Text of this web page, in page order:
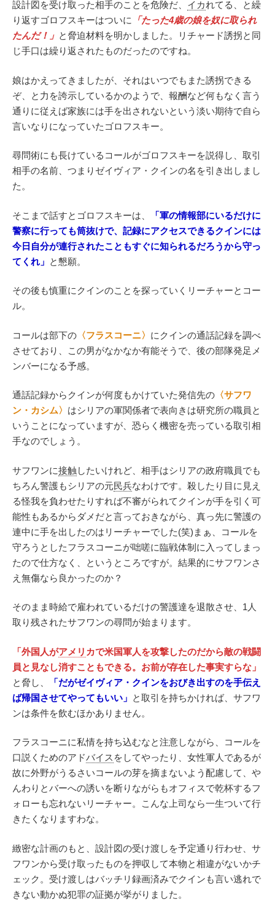
設計図を受け取った相手のことを危険だ、 イカれてる、と繰
り返すゴロフスキーはついに
「たった4歳の娘を奴に取られ
たんだ！」 と脅迫材料を明かしました。リチャード誘拐と同
じ手口は繰り返されたものだったのですね。
娘はかえってきましたが、それはいつでもまた誘拐できる
ぞ、と力を誇示しているかのようで、報酬など何もなく言う
通りに従えば家族には手を出されないという淡い期待で自ら
言いなりになっていたゴロフスキー。
尋問術にも長けているコールがゴロフスキーを説得し、取引
相手の名前、つまりゼイヴィア・クインの名を引き出しまし
た。
そこまで話すとゴロフスキーは、
「軍の情報部にいるだけに
警察に行っても筒抜けで、記録にアクセスできるクインには
今日自分が連行されたこともすぐに知られるだろうから守っ
てくれ」 と懇願。
その後も慎重にクインのことを探っていくリーチャーとコー
ル。
コールは部下の 〈フラスコーニ〉 にクインの通話記録を調べ
させており、この男がなかなか有能そうで、後の部隊発足メ
ンバーになる予感。
通話記録からクインが何度もかけていた発信先の 〈サフワ
ン・カシム〉 はシリアの軍関係者で表向きは研究所の職員と
いうことになっていますが、恐らく機密を売っている取引相
手なのでしょう。
サフワンに接触 したいけれど、相手はシリアの政府職員でも
ちろん警護もシリアの元民兵なわけです。殺したり目に見え
る怪我を負わせたりすれば不審がられてクインが手を引く可
能性もあるからダメだと言っておきながら、真っ先に警護の
連中に手を出したのはリーチャーでした(笑)まぁ、コールを
守ろうとしたフラスコーニが咄嗟に臨戦体制に入ってしまっ
たので仕方なく、というところですが。結果的にサフワンさ
え無傷なら良かったのか？
そのまま時給で雇われているだけの警護達を退散させ、1人
取り残されたサフワンの尋問が始まります。
「外国人がアメリ カで米国軍人を攻撃したのだから敵の戦闘
員と見なし消すこともできる。お前が存在した事実すらな」
と脅し、
「だがゼイヴィア・クインをおびき出すのを手伝え
ば帰国させてやってもいい」 と取引を持ちかければ、サフワ
ンは条件を飲むほかありません。
フラスコーニに私情を持ち込むなと注意しながら、コールを
口説くためのアドバイス をしてやったり、女性軍人であるが
故に外野がうるさいコールの芽を摘まないよう配慮して、や
んわりとバーへの誘いを断りながらもオフィスで乾杯するフ
ォローも忘れないリーチャー。こんな上司なら一生ついて行
きたくなりますわな。
緻密な計画のもと、設計図の受け渡しを予定通り行わせ、サ
フワンから受け取ったものを押収して本物と相違がないかチ
ェック。受け渡しはバッチリ録画済みでクインも言い逃れで
きない動かぬ犯罪の証拠が挙がりました。